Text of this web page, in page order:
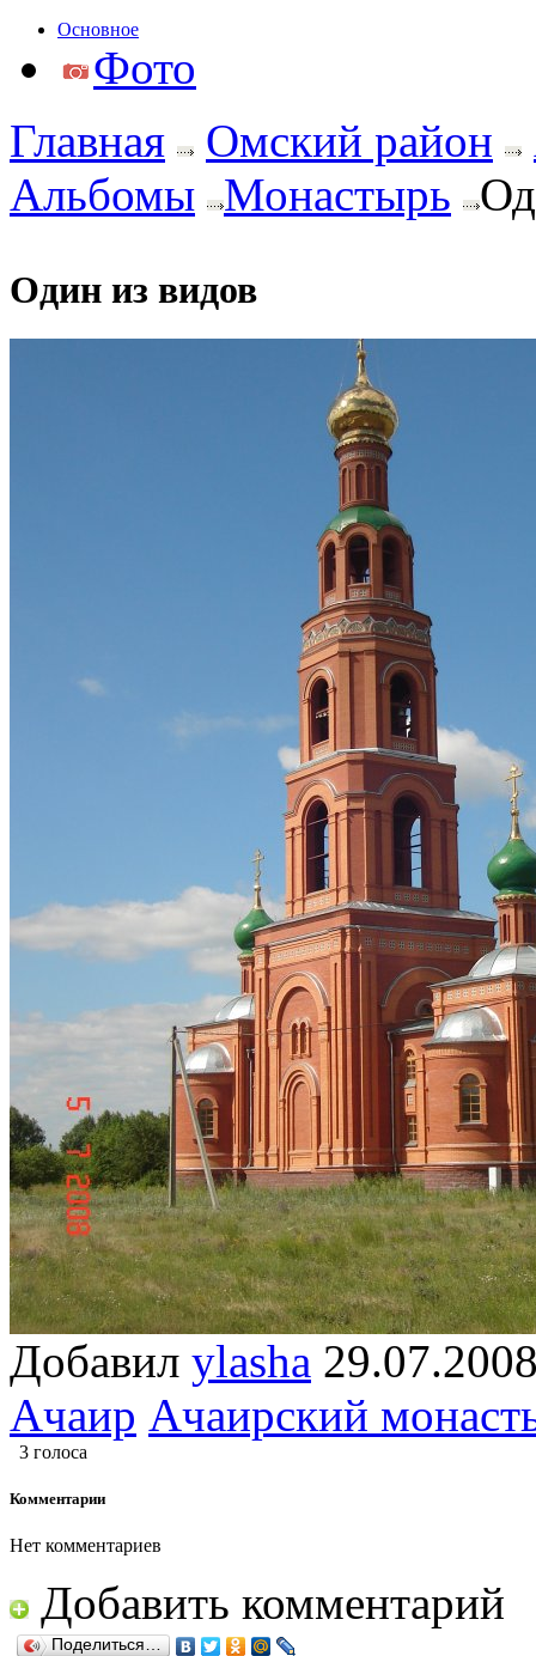
Основное
Фото
Главная
Омский район
Альбомы Монастырь
Один из видов
Добавил ylasha
Ачаир Ачаирский
3 голоса
Комментарии
Нет комментариев
Добавить комментарий
Поделиться…